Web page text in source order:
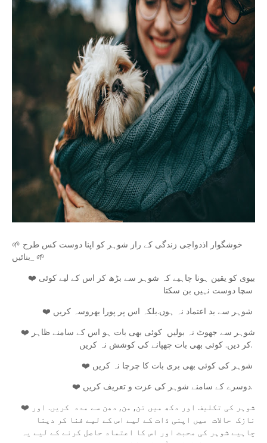
🌱 خوشگوار اذدواجی زندگی کے راز شوہر کو اپنا دوست کس طرح
بنائیں_ 🌱
❤️ بیوی کو یقین ہونا چاہیے کہ شوہر سے بڑھ کر اس کے لیے کوئی
❤️ شوہر سے جھوٹ نہ بولیں کوئی بھی بات ہو اس کے سامنے ظاہر
کر دیں. کوئی بھی بات چھپانے کی کوشش نہ کریں.
❤️ دوسرے کے سامنے شوہر کی عزت و تعریف کریں.
❤️ شوہر کی تکلیف اور دکھ میں تن, من, دھن سے مدد کریں. اور
نازک حالات میں اپنی ذات کے لیے اس کے لیے فنا کر دینا
چاہیے شوہر کی محبت اور اس کا اعتماد حاصل کرنے کے لیے یہ